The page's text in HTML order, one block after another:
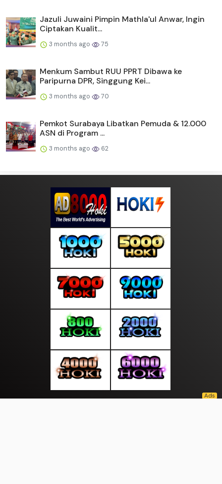
Jazuli Juwaini Pimpin Mathla'ul Anwar, Ingin
Ciptakan Kualit...
3 months ago 75
Menkum Sambut RUU PPRT Dibawa ke
Paripurna DPR, Singgung Kei...
3 months ago 70
Pemkot Surabaya Libatkan Pemuda & 12.000
ASN di Program ...
3 months ago 62